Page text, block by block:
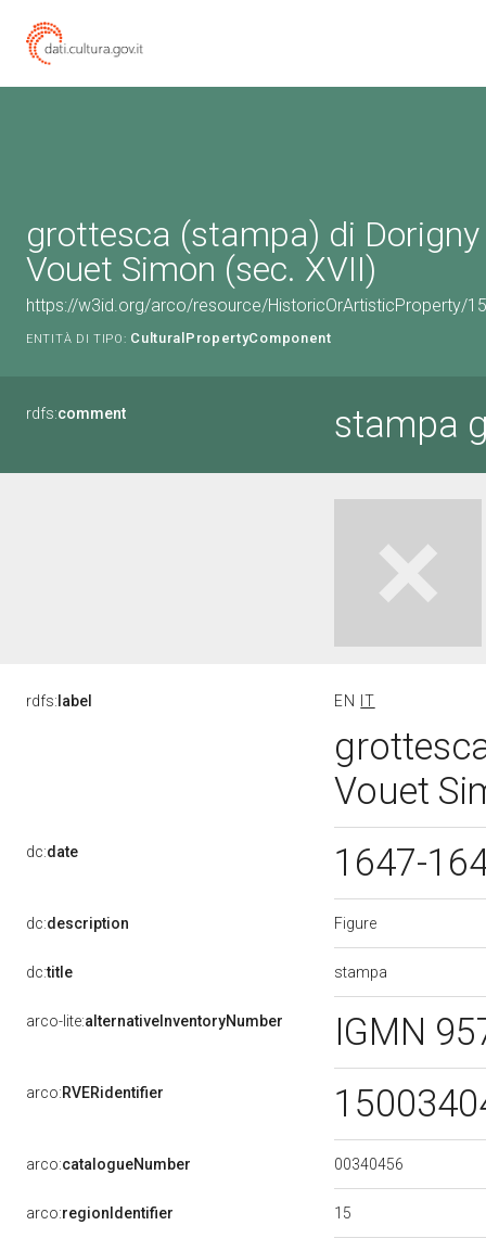
grottesca (stampa) di
Vouet Simon (sec. XVII)
https://w3id.org/arco/resource/HistoricOrArtisticProperty/
ENTITÀ DI TIPO: CulturalPropertyComponent
rdfs:comment stampa
rdfs: label EN IT
Vouet
dc:date 1647-
dc:description Figure
dc:title stampa
arco-lite:alternativeInventoryNumber IGMN
arco:RVERidentifier
arco:catalogueNumber 00340456
arco:regionIdentifier 15